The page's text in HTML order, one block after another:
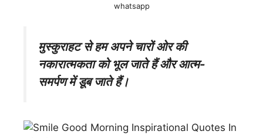
whatsapp
मुस्कुराहट से हम अपने चारों ओर की
नकारात्मकता को भूल जाते हैं और आत्म-
समर्पण में डूब जाते हैं।